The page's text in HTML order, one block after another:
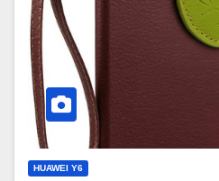
HUAWEI Y6